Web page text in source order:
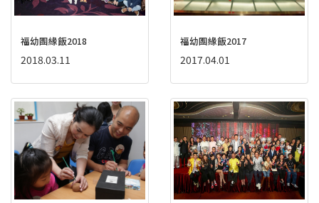
福幼團緣飯2018
2018.03.11
福幼團緣飯2017
2017.04.01